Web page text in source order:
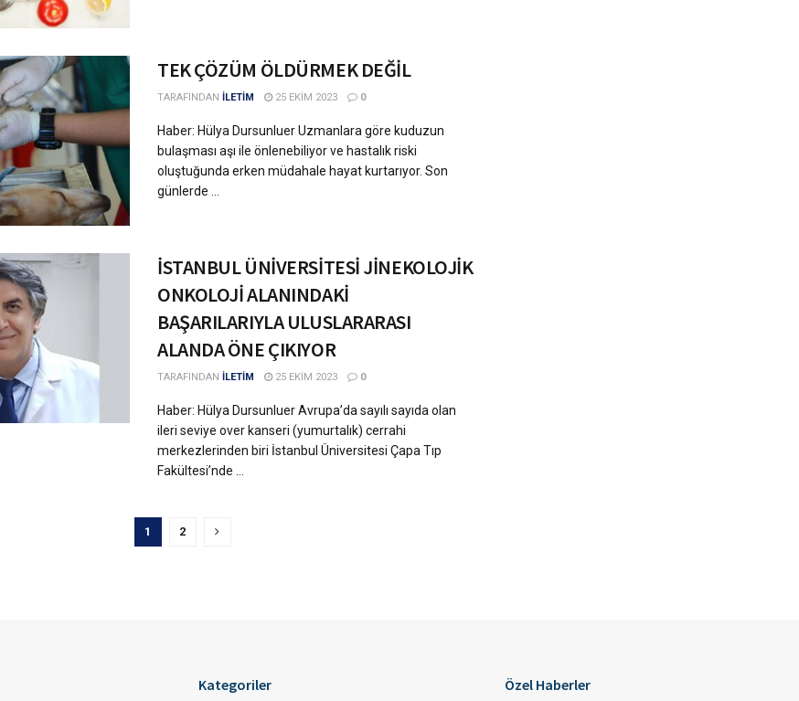
TEK ÇÖZÜM ÖLDÜRMEK DEĞİL
TARAFINDAN İLETİM 25 EKIM 2023 0
Haber: Hülya Dursunluer Uzmanlara göre kuduzun
bulaşması aşı ile önlenebiliyor ve hastalık riski
oluştuğunda erken müdahale hayat kurtarıyor. Son
günlerde ...
İSTANBUL ÜNİVERSİTESİ JİNEKOLOJİK
ONKOLOJİ ALANINDAKİ
BAŞARILARIYLA ULUSLARARASI
ALANDA ÖNE ÇIKIYOR
TARAFINDAN İLETİM 25 EKIM 2023 0
Haber: Hülya Dursunluer Avrupa’da sayılı sayıda olan
ileri seviye over kanseri (yumurtalık) cerrahi
merkezlerinden biri İstanbul Üniversitesi Çapa Tıp
Fakültesi’nde ...
1 2
Kategoriler Özel Haberler